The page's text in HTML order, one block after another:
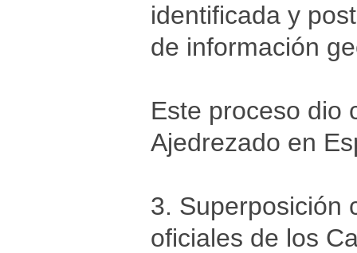
identificada y
de información
Este proceso dio
Ajedrezado en
3. Superposición
oficiales de los